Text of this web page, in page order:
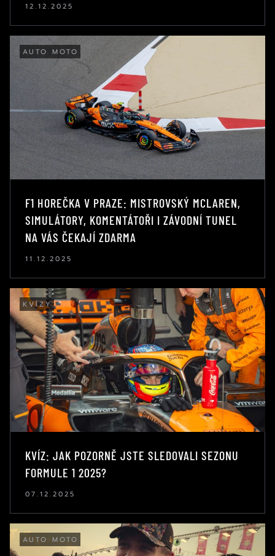
12.12.2025
AUTO MOTO
F1 HOREČKA V PRAZE: MISTROVSKÝ MCLAREN,
SIMULÁTORY, KOMENTÁTOŘI I ZÁVODNÍ TUNEL
NA VÁS ČEKAJÍ ZDARMA
11.12.2025
KVÍZY
KVÍZ: JAK POZORNĚ JSTE SLEDOVALI SEZONU
FORMULE 1 2025?
07.12.2025
AUTO MOTO